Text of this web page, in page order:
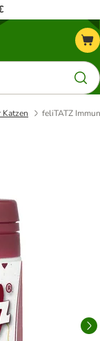
feliTATZ